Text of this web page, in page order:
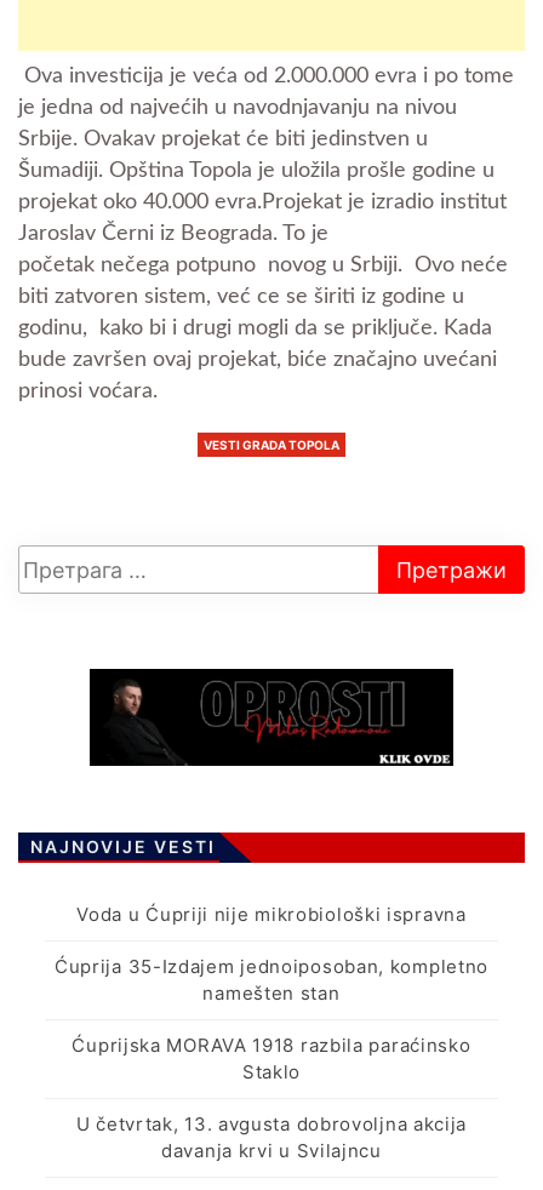
Ova investicija je veća od 2.000.000 evra i po tome
je jedna od najvećih u navodnjavanju na nivou
Srbije. Ovakav projekat će biti jedinstven u
Šumadiji. Opština Topola je uložila prošle godine u
projekat oko 40.000 evra. Projekat je izradio institut
Jaroslav Černi iz Beograda. To je
početak nečega potpuno novog u Srbiji.
Ovo neće
biti zatvoren sistem, već ce se širiti iz godine u
godinu, kako bi i drugi mogli da se priključe. Kada
bude završen ovaj projekat, biće značajno uvećani
prinosi voćara.
VESTI GRADA TOPOLA
NAJNOVIJE VESTI
Voda u Ćupriji nije mikrobiološki ispravna
Ćuprija 35-Izdajem jednoiposoban, kompletno
namešten stan
Ćuprijska MORAVA 1918 razbila paraćinsko
Staklo
U četvrtak, 13. avgusta dobrovoljna akcija
davanja krvi u Svilajncu